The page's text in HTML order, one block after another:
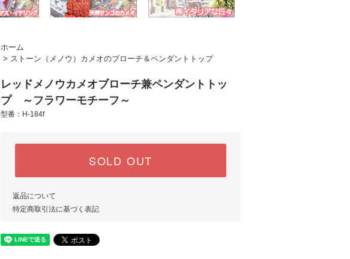
ホーム
> ストーン（メノウ）カメオのブローチ＆ペンダントトップ
レッドメノウカメオブローチ兼ペンダントトッ
プ ～フラワーモチーフ～
型番：H-184f
SOLD OUT
返品について
特定商取引法に基づく表記